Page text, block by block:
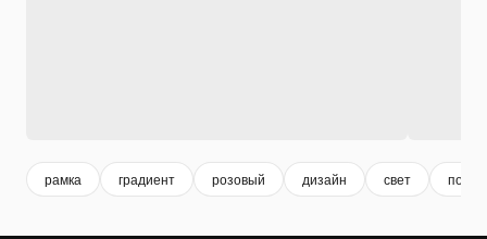
рамка градиент розовый дизайн свет